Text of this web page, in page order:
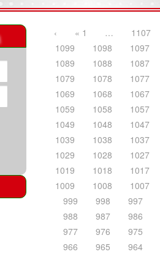
‹ « 1 … 1107
1099
1098 1097
1089
1088 1087
1079
1078 1077
1069
1068 1067
1059
1058 1057
1049
1048 1047
1039
1038 1037
1029
1028 1027
1019
1018 1017
1009
1008 1007
999
998 997
988
987 986
977
976 975
966
965 964